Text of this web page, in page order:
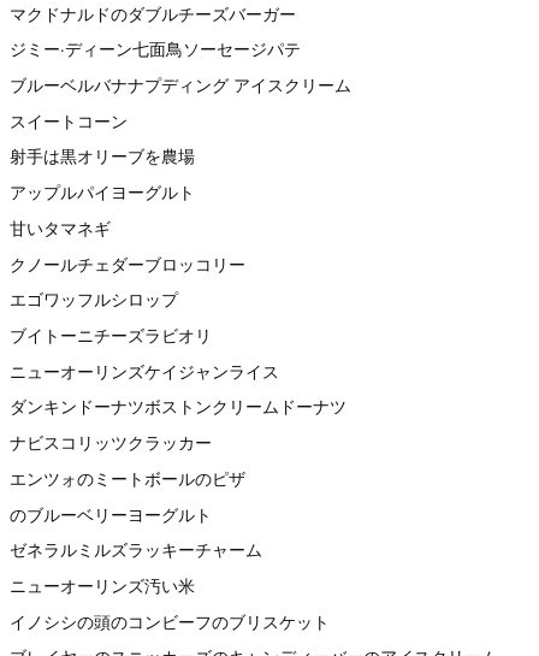
マクドナルドのダブルチーズバーガー
ジミー·ディーン七面鳥ソーセージパテ
ブルーベルバナナプディング アイスクリーム
スイートコーン
射手は黒オリーブを農場
アップルパイヨーグルト
甘いタマネギ
クノールチェダーブロッコリー
エゴワッフルシロップ
ブイトーニチーズラビオリ
ニューオーリンズケイジャンライス
ダンキンドーナツボストンクリームドーナツ
ナビスコリッツクラッカー
エンツォのミートボールのピザ
のブルーベリーヨーグルト
ゼネラルミルズラッキーチャーム
ニューオーリンズ汚い米
イノシシの頭のコンビーフのブリスケット